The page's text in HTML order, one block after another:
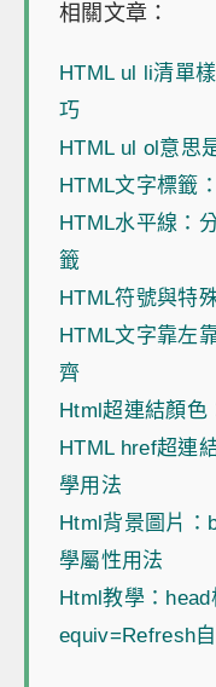
相關文章：
HTML ul li清單
巧
HTML ul ol意思
HTML文字標籤
HTML水平線：
籤
HTML符號與特
HTML文字靠左
齊
Html超連結顏色
HTML href超連
學用法
Html背景圖片：
學屬性用法
Html教學：
equiv=Refresh